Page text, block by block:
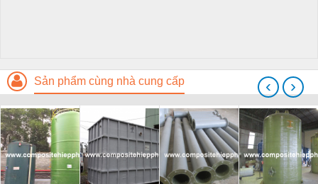
Sản phẩm cùng nhà cung cấp ‹ ›